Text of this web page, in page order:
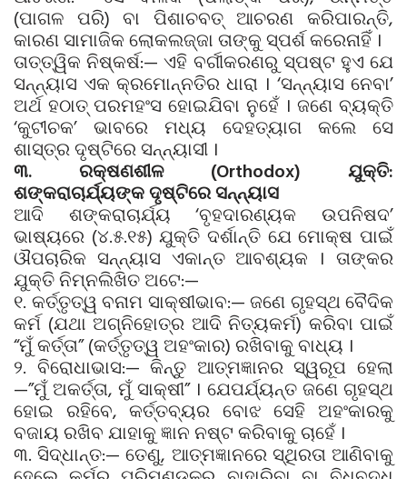
(ପାଗଳ ପରି) ବା ପିଶାଚବତ୍ ଆଚରଣ କରିପାରନ୍ତି,
କାରଣ ସାମାଜିକ ଲୋକଲଜ୍ଜା ତାଙ୍କୁ ସ୍ପର୍ଶ କରେନାହିଁ ।
ତାତ୍ତ୍ୱିକ ନିଷ୍କର୍ଷ:— ଏହି ବର୍ଗୀକରଣରୁ ସ୍ପଷ୍ଟ ହୁଏ ଯେ
ସନ୍ନ୍ୟାସ ଏକ କ୍ରମୋନ୍ନତିର ଧାରା । ‘ସନ୍ନ୍ୟାସ ନେବା’
ଅର୍ଥ ହଠାତ୍ ପରମହଂସ ହୋଇଯିବା ନୁହେଁ । ଜଣେ ବ୍ୟକ୍ତି
‘କୁଟୀଚକ’ ଭାବରେ ମଧ୍ୟ ଦେହତ୍ୟାଗ କଲେ ସେ
ଶାସ୍ତ୍ର ଦୃଷ୍ଟିରେ ସନ୍ନ୍ୟାସୀ ।
୩. ରକ୍ଷଣଶୀଳ (Orthodox) ଯୁକ୍ତି:
ଶଙ୍କରାଚାର୍ଯ୍ୟଙ୍କ ଦୃଷ୍ଟିରେ ସନ୍ନ୍ୟାସ
ଆଦି ଶଙ୍କରାଚାର୍ଯ୍ୟ ‘ବୃହଦାରଣ୍ୟକ ଉପନିଷଦ’
ଭାଷ୍ୟରେ (୪.୫.୧୫) ଯୁକ୍ତି ଦର୍ଶାନ୍ତି ଯେ ମୋକ୍ଷ ପାଇଁ
ଔପଚାରିକ ସନ୍ନ୍ୟାସ ଏକାନ୍ତ ଆବଶ୍ୟକ । ତାଙ୍କର
ଯୁକ୍ତି ନିମ୍ନଲିଖିତ ଅଟେ:—
୧. କର୍ତ୍ତୃତ୍ୱ ବନାମ ସାକ୍ଷୀଭାବ:— ଜଣେ ଗୃହସ୍ଥ ବୈଦିକ
କର୍ମ (ଯଥା ଅଗ୍ନିହୋତ୍ର ଆଦି ନିତ୍ୟକର୍ମ) କରିବା ପାଇଁ
“ମୁଁ କର୍ତ୍ତା” (କର୍ତ୍ତୃତ୍ୱ ଅହଂକାର) ରଖିବାକୁ ବାଧ୍ୟ ।
୨. ବିରୋଧାଭାସ:— କିନ୍ତୁ ଆତ୍ମଜ୍ଞାନର ସ୍ୱରୂପ ହେଲା
—”ମୁଁ ଅକର୍ତ୍ତା, ମୁଁ ସାକ୍ଷୀ” । ଯେପର୍ଯ୍ୟନ୍ତ ଜଣେ ଗୃହସ୍ଥ
ହୋଇ ରହିବେ, କର୍ତ୍ତବ୍ୟର ବୋଝ ସେହି ଅହଂକାରକୁ
ବଜାୟ ରଖିବ ଯାହାକୁ ଜ୍ଞାନ ନଷ୍ଟ କରିବାକୁ ଚାହେଁ ।
୩. ସିଦ୍ଧାନ୍ତ:— ତେଣୁ, ଆତ୍ମଜ୍ଞାନରେ ସ୍ଥିରତା ଆଣିବାକୁ